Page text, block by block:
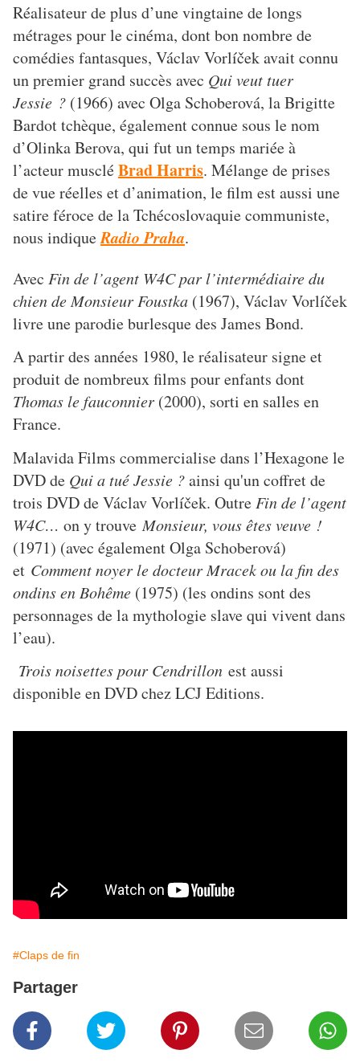
Réalisateur de plus d’une vingtaine de longs
métrages pour le cinéma, dont bon nombre de
comédies fantasques, Václav Vorlíčekavait connu
un premier grand succès avec Qui veut tuer
Jessie ? (1966) avec Olga Schoberová, la Brigitte
Bardot tchèque, également connue sous le nom
d’Olinka Berova, qui fut un temps mariée à
l’acteur muscléBrad Harris. Mélange de prises
de vue réelles et d’animation, le film est aussi une
satire féroce de la Tchécoslovaquie communiste,
nous indiqueRadio Praha.
Avec Fin de l’agent W4C par l’intermédiaire du
chien de Monsieur Foustka (1967), Václav Vorlíček
livre une parodie burlesque des James Bond.
A partir des années 1980, le réalisateur signe et
produit de nombreux films pour enfants dont
Thomas le fauconnier (2000), sorti en salles en
France.
Malavida Films commercialise dans l’Hexagone le
DVD de Qui a tué Jessie ?ainsi qu'un coffret de
trois DVD de Václav Vorlíček. Outre Fin de l’agent
W4C… on y trouveMonsieur, vous êtes veuve !
(1971) (avec également Olga Schoberová)
et Comment noyer le docteur Mracek ou la fin des
ondins en Bohême (1975) (les ondins sont des
personnages de la mythologie slave qui vivent dans
l’eau).
Trois noisettes pour Cendrillon est aussi
disponible en DVD chez LCJ Editions.
#Claps de fin
Partager